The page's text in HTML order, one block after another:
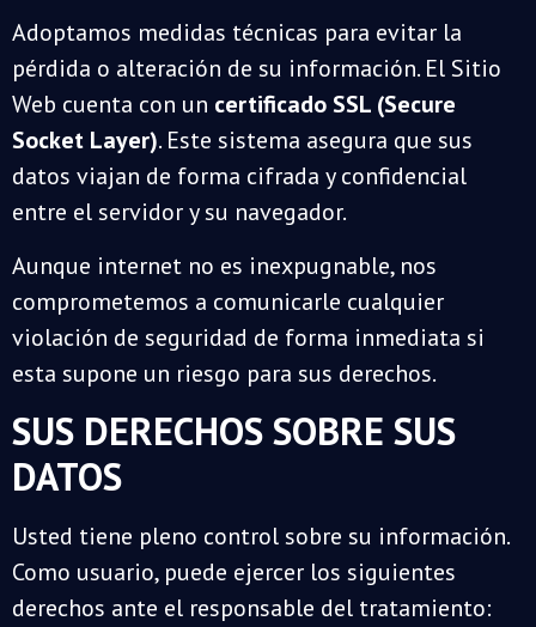
Adoptamos medidas técnicas para evitar la
pérdida o alteración de su información. El Sitio
Web cuenta con un certificado SSL (Secure
Socket Layer). Este sistema asegura que sus
datos viajan de forma cifrada y confidencial
entre el servidor y su navegador.
Aunque internet no es inexpugnable, nos
comprometemos a comunicarle cualquier
violación de seguridad de forma inmediata si
esta supone un riesgo para sus derechos.
SUS DERECHOS SOBRE SUS
DATOS
Usted tiene pleno control sobre su información.
Como usuario, puede ejercer los siguientes
derechos ante el responsable del tratamiento: